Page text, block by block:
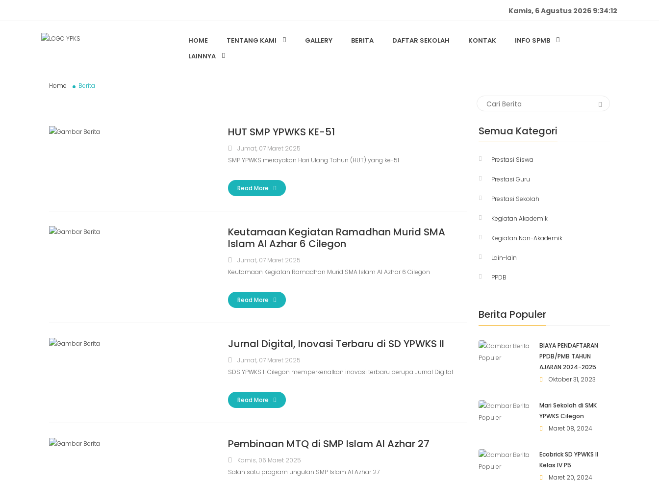
Kamis, 6 Agustus 2026 9:34:12
HOME TENTANG KAMI GALLERY BERITA DAFTAR SEKOLAH KONTAK
INFO SPMB
LAINNYA
Home Berita
HUT SMP YPWKS KE-51
Jumat, 07 Maret 2025
SMP YPWKS merayakan Hari Ulang Tahun (HUT) yang ke-51
Read More
Keutamaan Kegiatan Ramadhan Murid SMA
Islam Al Azhar 6 Cilegon
Jumat, 07 Maret 2025
Keutamaan Kegiatan Ramadhan Murid SMA Islam Al Azhar 6 Cilegon
Read More
Jurnal Digital, Inovasi Terbaru di SD YPWKS II
Jumat, 07 Maret 2025
SDS YPWKS II Cilegon memperkenalkan inovasi terbaru berupa Jurnal Digital
Read More
Pembinaan MTQ di SMP Islam Al Azhar 27
Kamis, 06 Maret 2025
Salah satu program ungulan SMP Islam Al Azhar 27
Semua Kategori
Prestasi Siswa
Prestasi Guru
Prestasi Sekolah
Kegiatan Akademik
Kegiatan Non-Akademik
Lain-lain
PPDB
Berita Populer
BIAYA PENDAFTARAN
PPDB/PMB TAHUN
AJARAN 2024-2025
Oktober 31, 2023
Mari Sekolah di SMK
YPWKS Cilegon
Maret 08, 2024
Ecobrick SD YPWKS II
Kelas IV P5
Maret 20, 2024